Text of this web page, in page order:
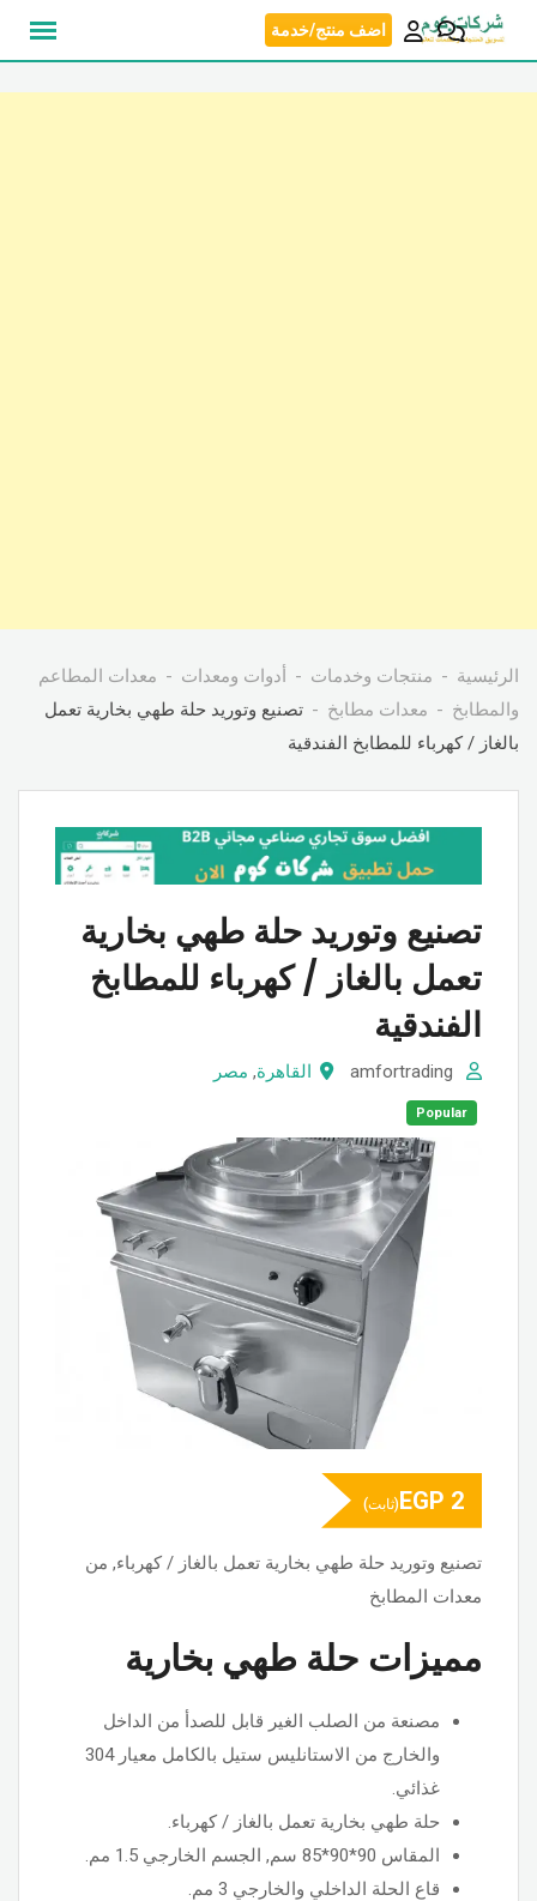
انتقل
اضف منتج/خدمة
الرئيسية منتجات وخدمات أدوات ومعدات
معدات المطاعم
والمطابخ
معدات مطابخ
تصنيع وتوريد حلة طهي بخارية تعمل
بالغاز / كهرباء للمطابخ الفندقية
تصنيع وتوريد حلة طهي بخارية
تعمل بالغاز / كهرباء للمطابخ
الفندقية
القاهرة, مصر
Popular
EGP 2 (ثابت)
تصنيع وتوريد حلة طهي بخارية تعمل بالغاز / كهرباء, من
معدات المطابخ
مميزات حلة طهي بخارية
مصنعة من الصلب الغير قابل للصدأ من الداخل
والخارج من الاستانليس ستيل بالكامل معيار 304
غذائي.
حلة طهي بخارية تعمل بالغاز / كهرباء.
المقاس 90*90*85 سم, الجسم الخارجي 1.5 مم.
قاع الحلة الداخلي والخارجي 3 مم.